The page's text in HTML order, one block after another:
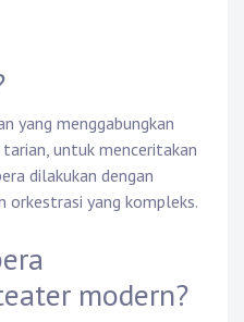
yang menggabungkan
untuk menceritakan
dilakukan dengan
orkestrasi yang kompleks.
modern?